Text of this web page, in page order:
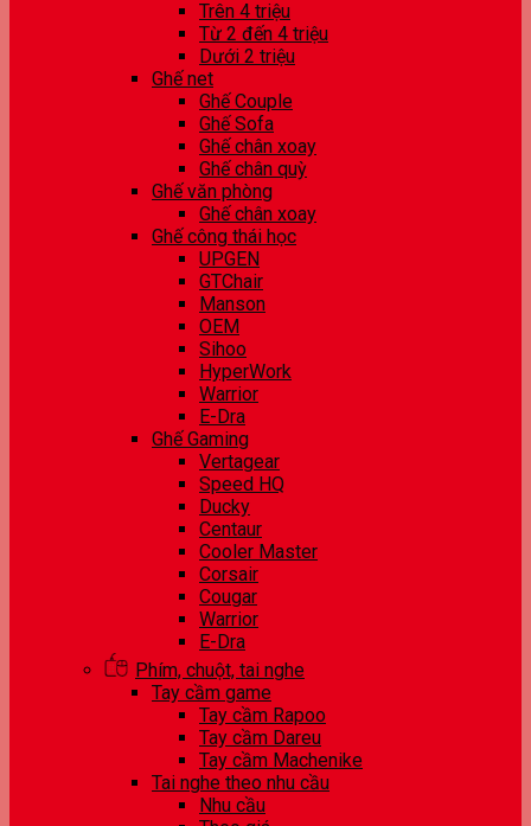
Trên 4 triệu
Từ 2 đến 4 triệu
Dưới 2 triệu
Ghế net
Ghế Couple
Ghế Sofa
Ghế chân xoay
Ghế chân quỳ
Ghế văn phòng
Ghế chân xoay
Ghế công thái học
UPGEN
GTChair
Manson
OEM
Sihoo
HyperWork
Warrior
E-Dra
Ghế Gaming
Vertagear
Speed HQ
Ducky
Centaur
Cooler Master
Corsair
Cougar
Warrior
E-Dra
Phím, chuột, tai nghe
Tay cầm game
Tay cầm Rapoo
Tay cầm Dareu
Tay cầm Machenike
Tai nghe theo nhu cầu
Nhu cầu